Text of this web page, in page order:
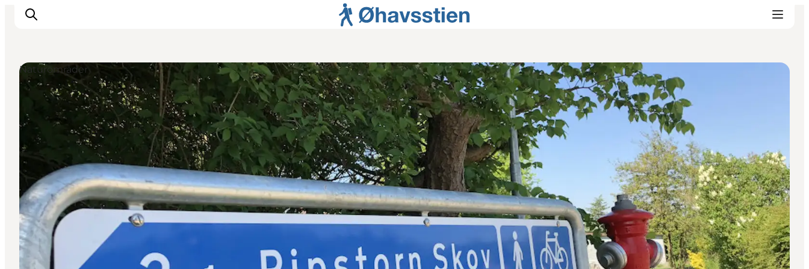
Inspiration
Vandreruter
Planlægning
Naturområder